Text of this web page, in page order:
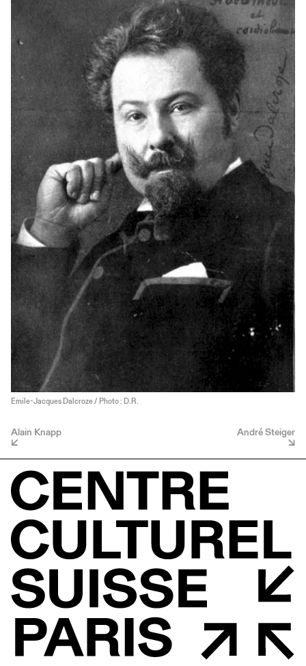
Emile-Jacques Dalcroze / Photo : D.R.
Alain Knapp André Steiger